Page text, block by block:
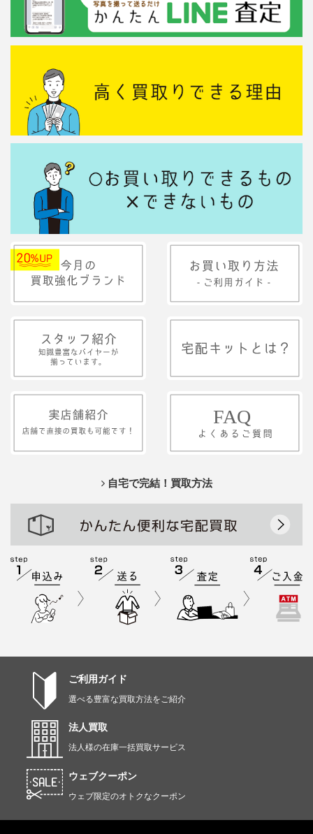
自宅で完結！買取方法
ご利用ガイド
選べる豊富な買取方法をご紹介
法人買取
法人様の在庫一括買取サービス
ウェブクーポン
ウェブ限定のオトクなクーポン